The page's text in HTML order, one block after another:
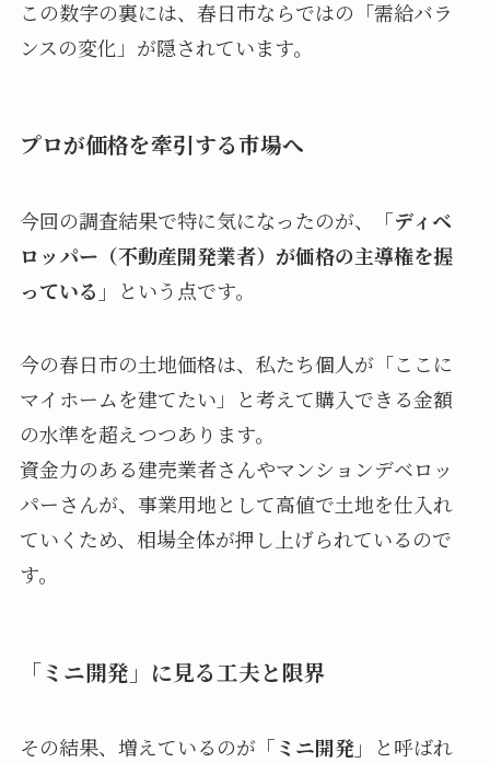
この数字の裏には、春日市ならではの「需給バラ
ンスの変化」が隠されています。
プロが価格を牽引する市場へ
今回の調査結果で特に気になったのが、
「ディベ
ロッパー（不動産開発業者）が価格の主導権を握
っている」
という点です。
今の春日市の土地価格は、私たち個人が「ここに
マイホームを建てたい」と考えて購入できる金額
の水準を超えつつあります。
資金力のある建売業者さんやマンションデベロッ
パーさんが、事業用地として高値で土地を仕入れ
ていくため、相場全体が押し上げられているので
す。
「ミニ開発」に見る工夫と限界
その結果、増えているのが「ミニ開発」
と呼ばれ